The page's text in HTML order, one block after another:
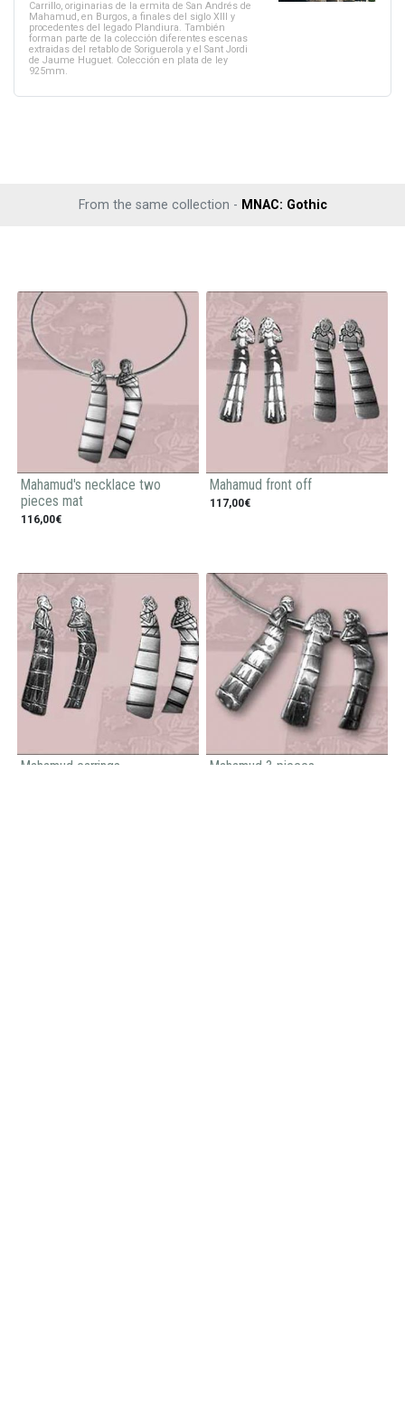
Carrillo, originarias de la ermita de San Andrés de
Mahamud, en Burgos, a finales del siglo XIII y
procedentes del legado Plandiura. También
forman parte de la colección diferentes escenas
extraidas del retablo de Soriguerola y el Sant Jordi
de Jaume Huguet. Colección en plata de ley
925mm.
From the same collection - MNAC: Gothic
Mahamud's necklace two
pieces mat
116,00€
Mahamud front off
117,00€
Mahamud earrings Mahamud 3 pieces